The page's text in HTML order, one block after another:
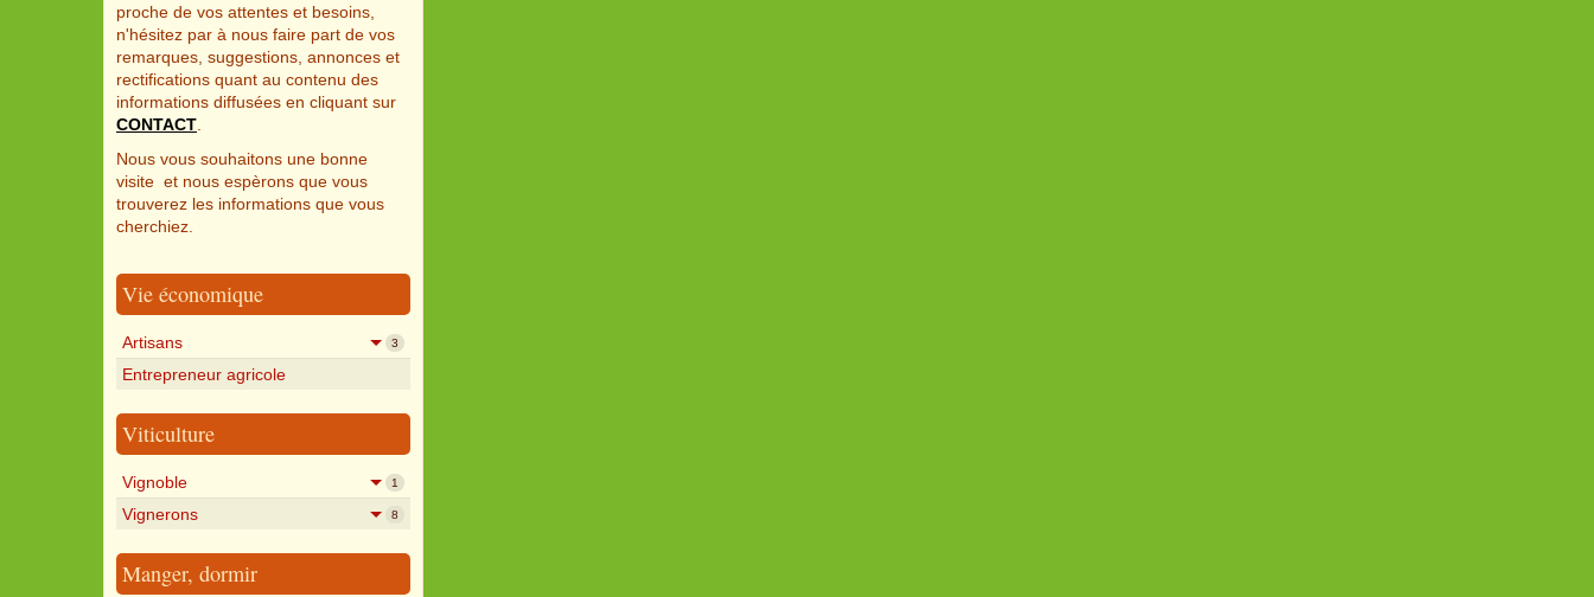
proche de vos attentes et besoins,
n'hésitez par à nous faire part de vos
remarques, suggestions, annonces et
rectifications quant au contenu des
informations diffusées en cliquant sur
CONTACT
Nous vous souhaitons une bonne
visite et nous espèrons que vous
trouverez les informations que vous
cherchiez.
Vie économique
Artisans 3
Entrepreneur agricole
Viticulture
Vignoble 1
Vignerons 8
Manger, dormir